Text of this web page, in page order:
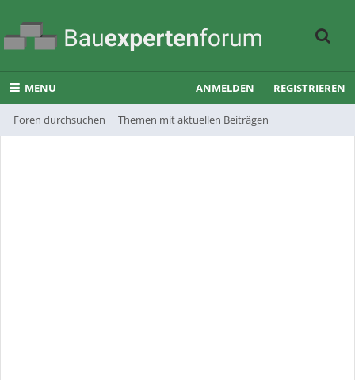
MENU
Foren durchsuchen Themen mit aktuellen Beiträgen
ANMELDEN REGISTRIEREN